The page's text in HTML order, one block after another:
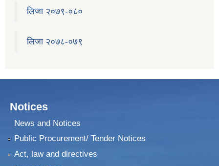
लिजा २०७९-०८०
लिजा २०७८-०७९
Notices
News and Notices
Public Procurement/ Tender Notices
Act, law and directives